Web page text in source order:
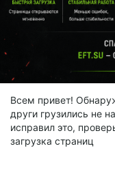
Всем привет!
други грузились не
исправил это,
загрузка страниц